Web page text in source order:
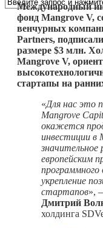
Международный
фонд Mangrove V,
венчурных
Partners,
размере $3 млн.
Mangrove V,
стартапы на
«Для нас это
Mangrove
окажется
инвестиции в
значительное
европейским
программного
укрепление
стартапов»,
Дмитрий
холдинга